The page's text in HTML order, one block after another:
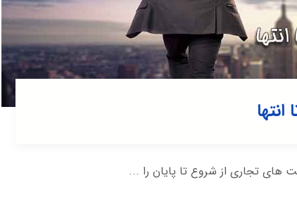
تجاری از شروع تا پایان را ...